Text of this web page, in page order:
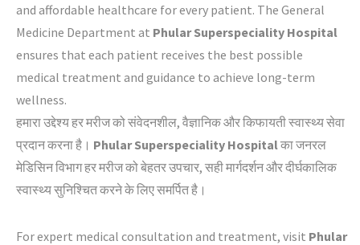
and affordable healthcare for every patient. The General
Medicine Department at Phular Superspeciality Hospital
ensures that each patient receives the best possible
medical treatment and guidance to achieve long-term
wellness.
हमारा उद्देश्य हर मरीज को संवेदनशील, वैज्ञानिक और किफायती स्वास्थ्य सेवा
प्रदान करना है। Phular Superspeciality Hospital का जनरल
मेडिसिन विभाग हर मरीज को बेहतर उपचार, सही मार्गदर्शन और दीर्घकालिक
स्वास्थ्य सुनिश्चित करने के लिए समर्पित है।
For expert medical consultation and treatment, visit Phular